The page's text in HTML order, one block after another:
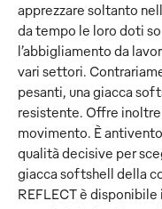
apprezzare soltanto
da tempo le loro doti
l’abbigliamento da
vari settori.
pesanti, una giacca
resistente. Offre
movimento. È
qualità decisive per
giacca softshell della
REFLECT è